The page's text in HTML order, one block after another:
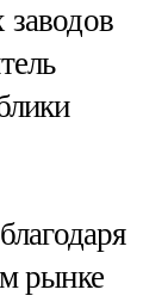
рынке